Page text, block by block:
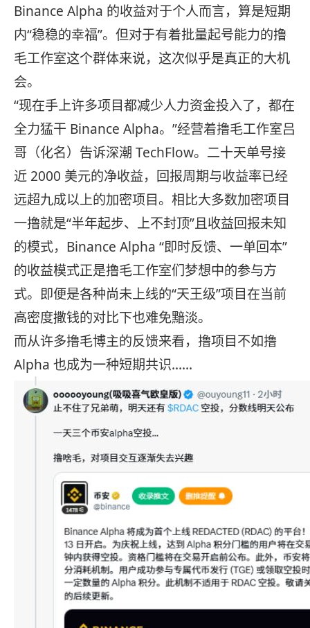
Binance Alpha 的收益对于个人而言，算是短期
内“稳稳的幸福”。但对于有着批量起号能力的撸
毛工作室这个群体来说，这次似乎是真正的大机
会。
“现在手上许多项目都减少人力资金投入了，都在
全力猛干 Binance Alpha。”经营着撸毛工作室吕
哥（化名）告诉深潮 TechFlow。二十天单号接
近 2000 美元的净收益，回报周期与收益率已经
远超九成以上的加密项目。相比大多数加密项目
一撸就是“半年起步、上不封顶”且收益回报未知
的模式，Binance Alpha “即时反馈、一单回本”
的收益模式正是撸毛工作室们梦想中的参与方
式。即便是各种尚未上线的“天王级”项目在当前
高密度撒钱的对比下也难免黯淡。
而从许多撸毛博主的反馈来看，撸项目不如撸
Alpha 也成为一种短期共识......